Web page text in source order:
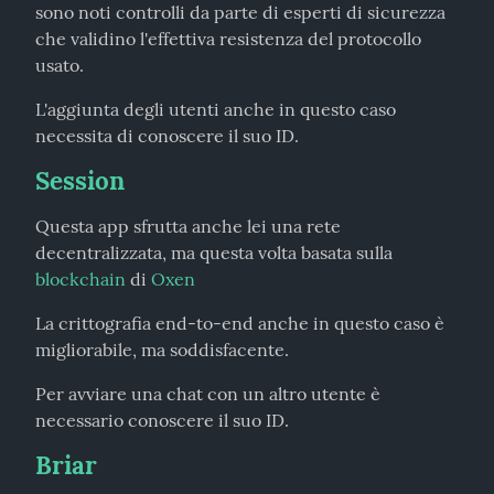
sono noti controlli da parte di esperti di sicurezza
che validino l'effettiva resistenza del protocollo
usato.
L'aggiunta degli utenti anche in questo caso
necessita di conoscere il suo ID.
Session
Questa app sfrutta anche lei una rete
blockchain di Oxen
La crittografia end-to-end anche in questo caso è
migliorabile, ma soddisfacente.
Per avviare una chat con un altro utente è
necessario conoscere il suo ID.
Briar